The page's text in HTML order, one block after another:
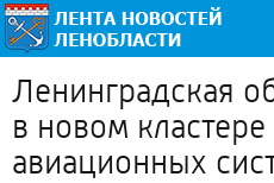
Ленинградская
в новом
авиационных